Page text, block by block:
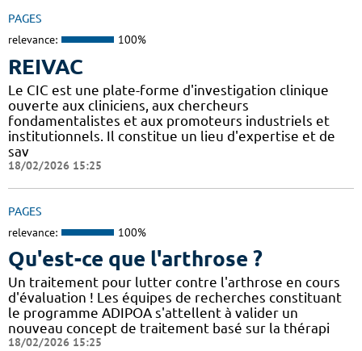
PAGES
relevance: 100%
REIVAC
Le CIC est une plate-forme d'investigation clinique
ouverte aux cliniciens, aux chercheurs
fondamentalistes et aux promoteurs industriels et
institutionnels. Il constitue un lieu d'expertise et de
sav
18/02/2026 15:25
PAGES
relevance: 100%
Qu'est-ce que l'arthrose ?
Un traitement pour lutter contre l'arthrose en cours
d'évaluation ! Les équipes de recherches constituant
le programme ADIPOA s'attellent à valider un
nouveau concept de traitement basé sur la thérapi
18/02/2026 15:25